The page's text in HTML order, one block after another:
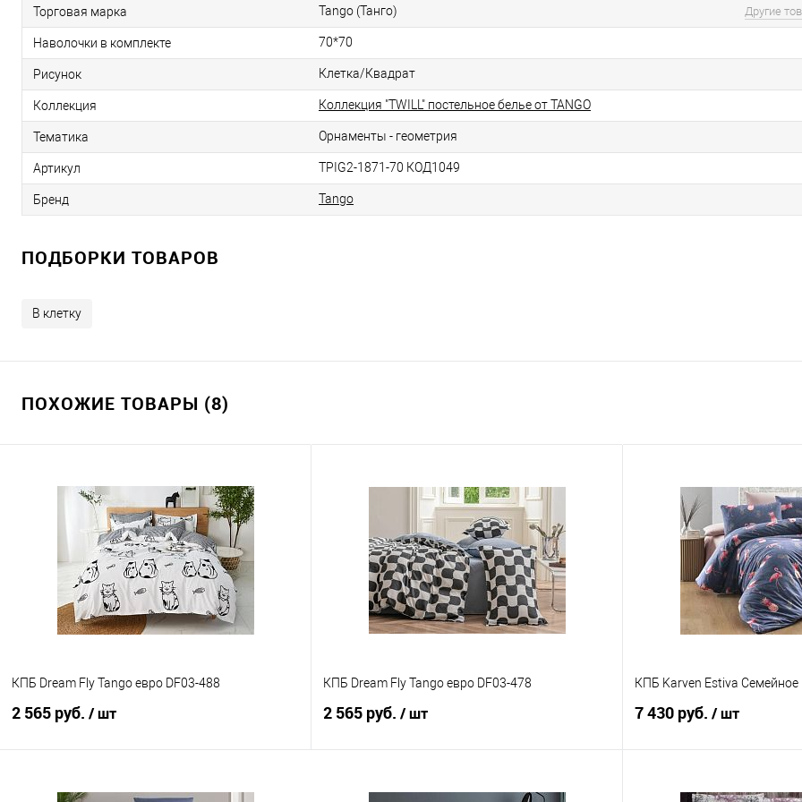
Торговая марка Tango (Танго) Другие
Наволочки в комплекте 70*70
Рисунок Клетка/Квадрат
Коллекция Коллекция "TWILL" постельное белье от TANGO
Тематика Орнаменты - геометрия
Артикул TPIG2-1871-70 КОД1049
Бренд Tango
ПОДБОРКИ ТОВАРОВ
В клетку
ПОХОЖИЕ ТОВАРЫ (8)
КПБ Dream Fly Tango евро DF03-488
2 565 руб. / шт
КПБ Dream Fly Tango евро DF03-478
2 565 руб. / шт
КПБ Karven Estiva Семейное
7 430 руб. / шт